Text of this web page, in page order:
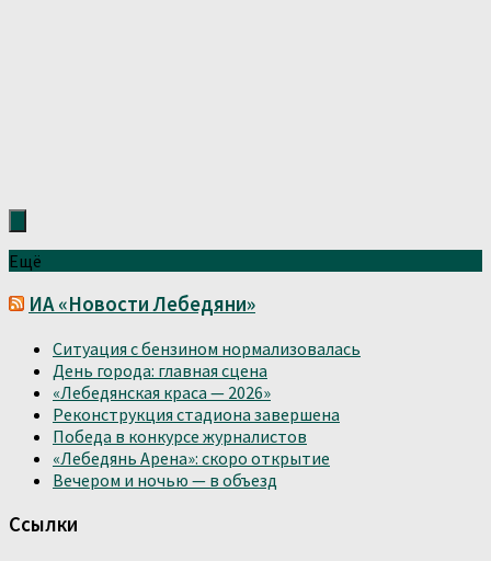
Ещё
ИА «Новости Лебедяни»
Ситуация с бензином нормализовалась
День города: главная сцена
«Лебедянская краса — 2026»
Реконструкция стадиона завершена
Победа в конкурсе журналистов
«Лебедянь Арена»: скоро открытие
Вечером и ночью — в объезд
Ссылки